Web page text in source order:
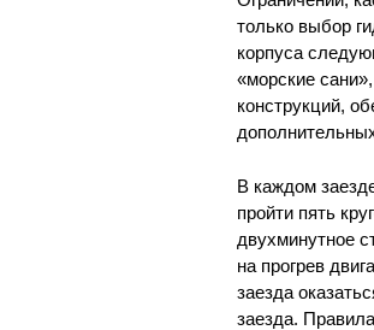
только выбор
корпуса
«морские
конструкций,
В каждом
пройти пять
двухминутное
на прогрев
заезда
заезда.